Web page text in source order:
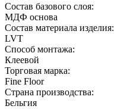
Состав базового слоя:
МДФ основа
Состав материала изделия:
LVT
Способ монтажа:
Клеевой
Торговая марка:
Fine Floor
Страна производства:
Бельгия